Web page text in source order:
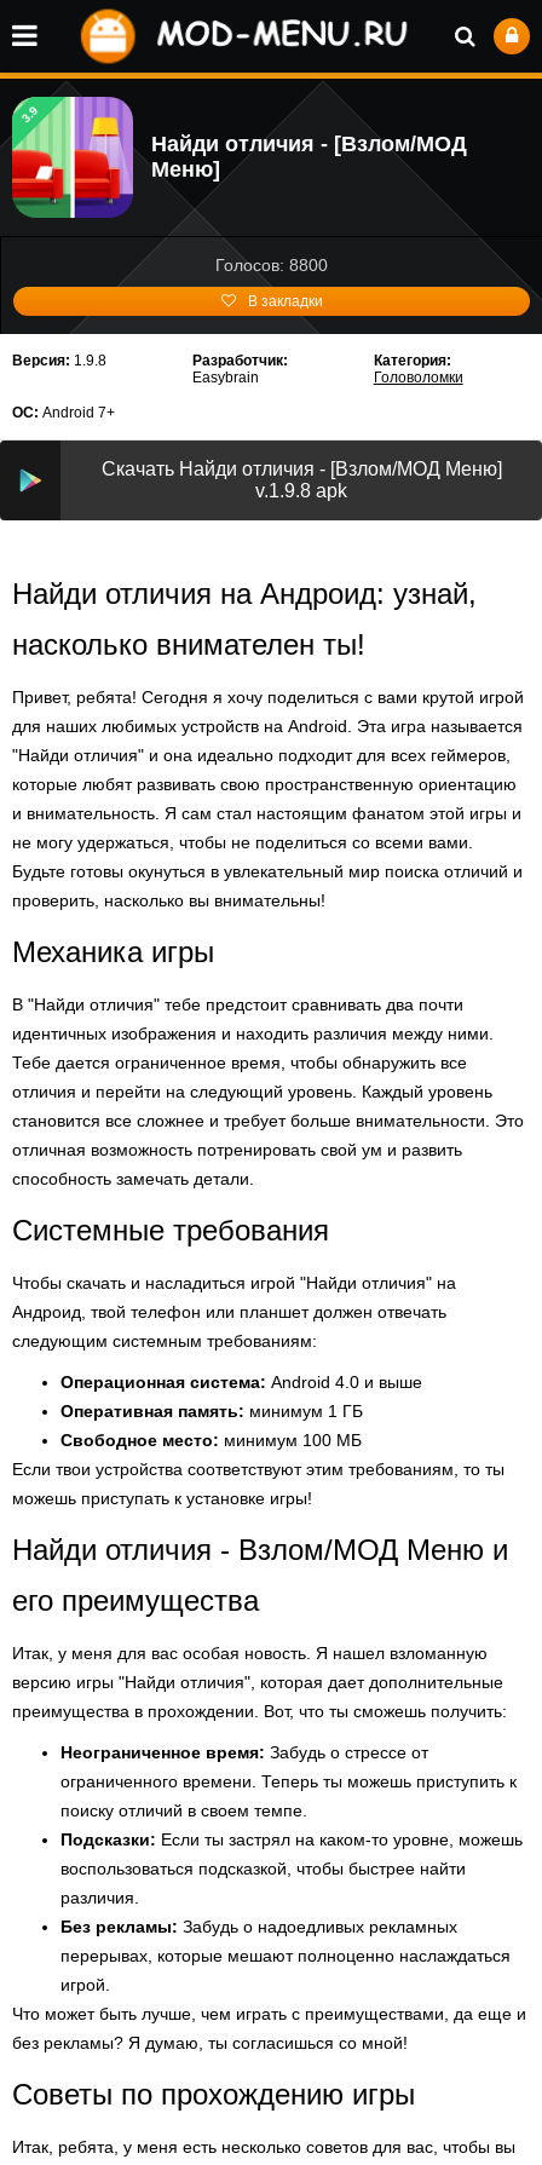
3.9
Найди отличия - [Взлом/МОД
Меню]
Голосов: 8800
В закладки
Версия: 1.9.8
Разработчик:
Easybrain
Категория:
Головоломки
ОС: Android 7+
Скачать Найди отличия - [Взлом/МОД Меню]
v.1.9.8 apk
Найди отличия на Андроид: узнай,
насколько внимателен ты!
Привет, ребята! Сегодня я хочу поделиться с вами крутой игрой
для наших любимых устройств на Android. Эта игра называется
"Найди отличия" и она идеально подходит для всех геймеров,
которые любят развивать свою пространственную ориентацию
и внимательность. Я сам стал настоящим фанатом этой игры и
не могу удержаться, чтобы не поделиться со всеми вами.
Будьте готовы окунуться в увлекательный мир поиска отличий и
проверить, насколько вы внимательны!
Механика игры
В "Найди отличия" тебе предстоит сравнивать два почти
идентичных изображения и находить различия между ними.
Тебе дается ограниченное время, чтобы обнаружить все
отличия и перейти на следующий уровень. Каждый уровень
становится все сложнее и требует больше внимательности. Это
отличная возможность потренировать свой ум и развить
способность замечать детали.
Системные требования
Чтобы скачать и насладиться игрой "Найди отличия" на
Андроид, твой телефон или планшет должен отвечать
следующим системным требованиям:
Операционная система: Android 4.0 и выше
Оперативная память: минимум 1 ГБ
Свободное место: минимум 100 МБ
Если твои устройства соответствуют этим требованиям, то ты
можешь приступать к установке игры!
Найди отличия - Взлом/МОД Меню и
его преимущества
Итак, у меня для вас особая новость. Я нашел взломанную
версию игры "Найди отличия", которая дает дополнительные
преимущества в прохождении. Вот, что ты сможешь получить:
Неограниченное время: Забудь о стрессе от
ограниченного времени. Теперь ты можешь приступить к
поиску отличий в своем темпе.
Подсказки: Если ты застрял на каком-то уровне, можешь
воспользоваться подсказкой, чтобы быстрее найти
различия.
Без рекламы: Забудь о надоедливых рекламных
перерывах, которые мешают полноценно наслаждаться
игрой.
Что может быть лучше, чем играть с преимуществами, да еще и
без рекламы? Я думаю, ты согласишься со мной!
Советы по прохождению игры
Итак, ребята, у меня есть несколько советов для вас, чтобы вы